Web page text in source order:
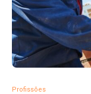
Profissões